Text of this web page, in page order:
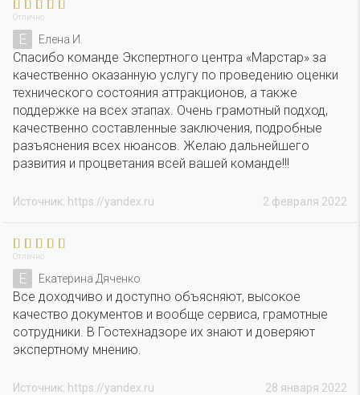
Отлично
Е Елена И.
Спасибо команде Экспертного центра «Марстар» за
качественно оказанную услугу по проведению оценки
технического состояния аттракционов, а также
поддержке на всех этапах. Очень грамотный подход,
качественно составленные заключения, подробные
разъяснения всех нюансов. Желаю дальнейшего
развития и процветания всей вашей команде!!!
2 февраля 2022
Источник: https://yandex.ru
Отлично
Е Екатерина Дяченко
Все доходчиво и доступно объясняют, высокое
качество документов и вообще сервиса, грамотные
сотрудники. В Гостехнадзоре их знают и доверяют
экспертному мнению.
28 января 2022
Источник: https://yandex.ru